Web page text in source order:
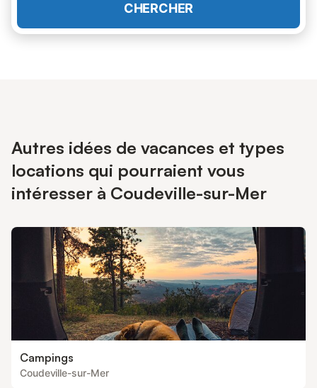
CHERCHER
Autres idées de vacances et types
locations qui pourraient vous
intéresser à Coudeville-sur-Mer
Campings
Coudeville-sur-Mer